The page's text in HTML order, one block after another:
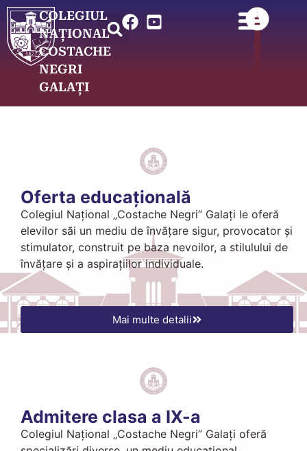
COLEGIUL
NAȚIONAL
COSTACHE
NEGRI
GALAȚI
Oferta educațională
Colegiul Naţional „Costache Negri” Galaţi le oferă
elevilor săi un mediu de învăţare sigur, provocator şi
stimulator, construit pe baza nevoilor, a stilulului de
învăţare şi a aspiraţiilor individuale.
Mai multe detalii
Admitere clasa a IX-a
Colegiul Național „Costache Negri” Galați oferă